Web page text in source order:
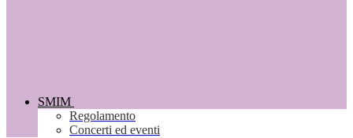
SMIM
Regolamento
Concerti ed eventi